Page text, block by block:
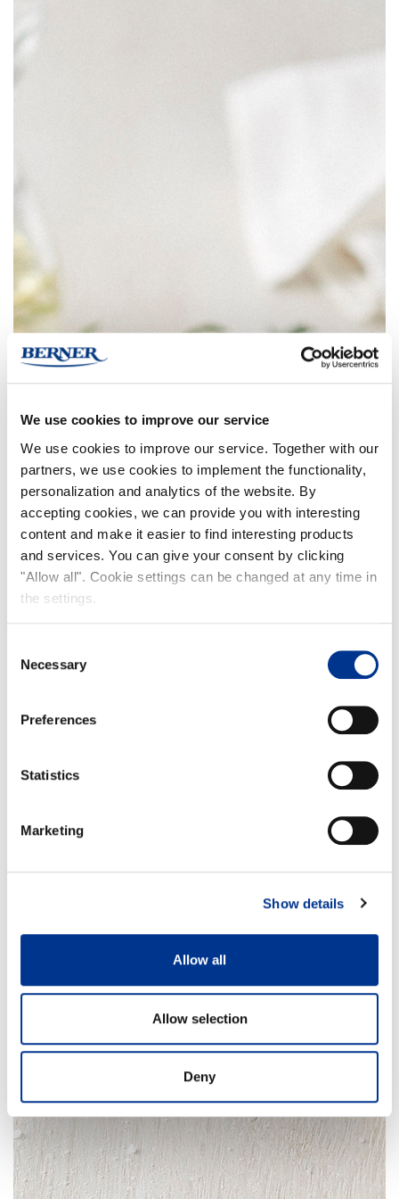
We use cookies to improve our service
We use cookies to improve our service. Together with our
partners, we use cookies to implement the functionality,
personalization and analytics of the website. By
accepting cookies, we can provide you with interesting
content and make it easier to find interesting products
and services. You can give your consent by clicking
"Allow all". Cookie settings can be changed at any time in
the settings.
Selection
Necessary
Preferences
Statistics
Marketing
Show details
Allow all
Allow selection
Deny